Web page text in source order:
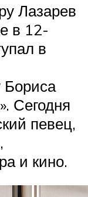
Лазарев
в 12-
в
Бориса
Сегодня
певец,
и кино.